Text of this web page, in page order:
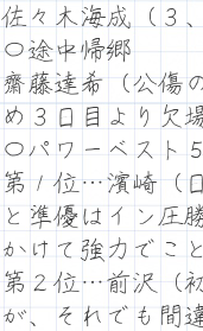
佐々木海成（３、
〇途中帰郷
齋藤達希（公傷
め３日目より欠
〇パワーベスト５
第１位…濱崎（
と準優はイン圧
かけて強力でこ
第２位…前沢（
が、それでも間